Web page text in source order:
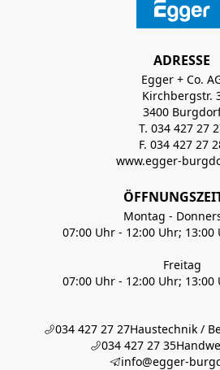
ADRESSE
Egger + Co.
Kirchbergstr.
3400
T. 034 427 27
F. 034 427 27
www.egger-
Montag -
07:00 Uhr - 12:00 Uhr; 13:00
Freitag
07:00 Uhr - 12:00 Uhr; 13:00
034 427 27 27Haustechnik /
034 427 27 35
info@egger-